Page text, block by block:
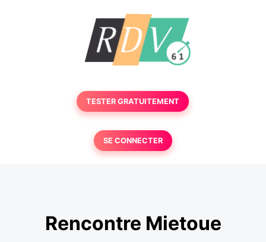
TESTER GRATUITEMENT
SE CONNECTER
Rencontre Mietoue